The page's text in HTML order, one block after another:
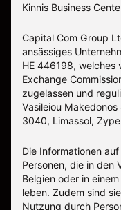
Kinnis Business
Capital Com Group
ansässiges
ΗΕ 446198, welches
Exchange
zugelassen und
Vasileiou
3040, Limassol,
Die Informationen
Personen, die in den
Belgien oder in
leben. Zudem sind
Nutzung durch